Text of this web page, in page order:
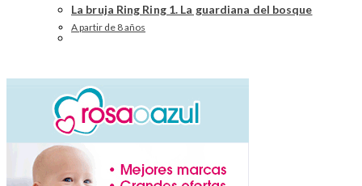
La bruja Ring Ring 1. La guardiana del bosque
A partir de 8 años